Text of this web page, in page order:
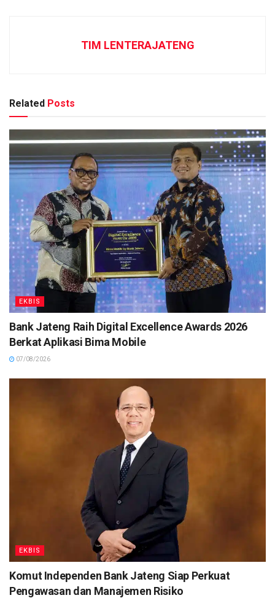
TIM LENTERAJATENG
Related Posts
EKBIS
Bank Jateng Raih Digital Excellence Awards 2026
Berkat Aplikasi Bima Mobile
07/08/2026
EKBIS
Komut Independen Bank Jateng Siap Perkuat
Pengawasan dan Manajemen Risiko